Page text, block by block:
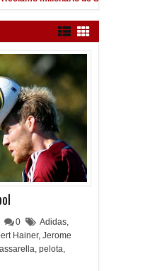
0 Adidas,
Hainer, Jerome
, pelota,